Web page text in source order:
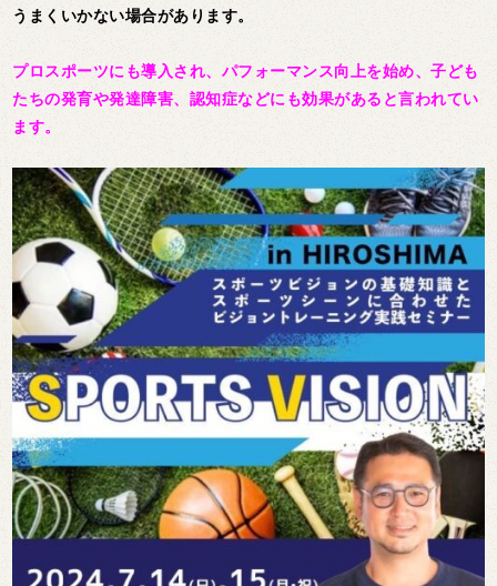
うまくいかない場合があります。
プロスポーツにも導入され、パフォーマンス向上を始め、子ども
たちの発育や発達障害、認知症などにも効果があると言われてい
ます。